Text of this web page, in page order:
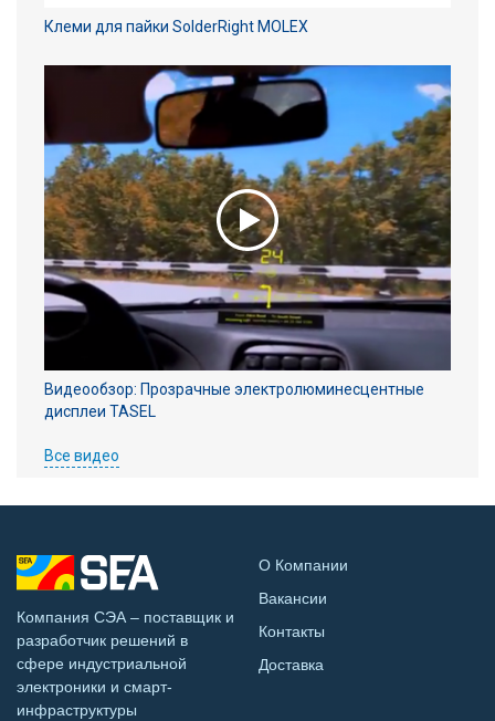
Клеми для пайки SolderRight MOLEX
Видеообзор: Прозрачные электролюминесцентные
дисплеи TASEL
Все видео
Компания СЭА – поставщик и
разработчик решений в
сфере индустриальной
электроники и смарт-
инфраструктуры
О Компании
Вакансии
Контакты
Доставка